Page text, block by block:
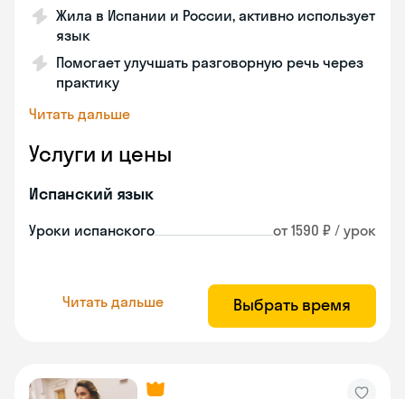
Жила в Испании и России, активно использует
язык
Помогает улучшать разговорную речь через
практику
Читать дальше
Услуги и цены
Испанский язык
Уроки испанского от 1590 ₽ / урок
Читать дальше Выбрать время